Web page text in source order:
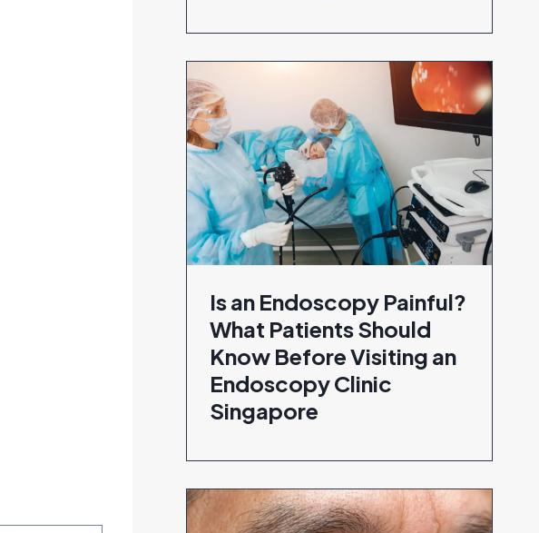
Is an Endoscopy Painful?
What Patients Should
Know Before Visiting an
Endoscopy Clinic
Singapore